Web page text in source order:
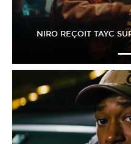
NIRO REÇOIT TAYC